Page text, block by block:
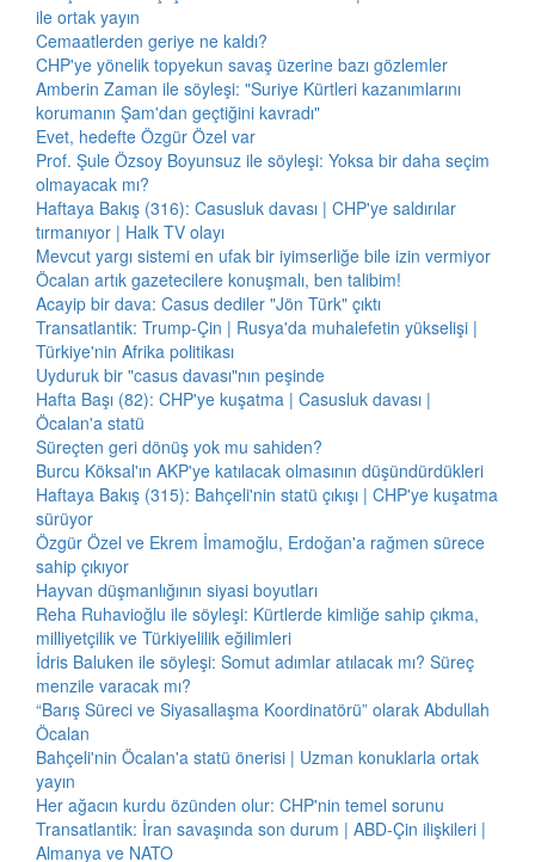
ile ortak yayın
Cemaatlerden geriye ne kaldı?
CHP'ye yönelik topyekun savaş üzerine bazı gözlemler
Amberin Zaman ile söyleşi: "Suriye Kürtleri kazanımlarını
korumanın Şam'dan geçtiğini kavradı"
Evet, hedefte Özgür Özel var
Prof. Şule Özsoy Boyunsuz ile söyleşi: Yoksa bir daha seçim
olmayacak mı?
Haftaya Bakış (316): Casusluk davası | CHP'ye saldırılar
tırmanıyor | Halk TV olayı
Mevcut yargı sistemi en ufak bir iyimserliğe bile izin vermiyor
Öcalan artık gazetecilere konuşmalı, ben talibim!
Acayip bir dava: Casus dediler "Jön Türk" çıktı
Transatlantik: Trump-Çin | Rusya'da muhalefetin yükselişi |
Türkiye'nin Afrika politikası
Uyduruk bir "casus davası"nın peşinde
Hafta Başı (82): CHP'ye kuşatma | Casusluk davası |
Öcalan'a statü
Süreçten geri dönüş yok mu sahiden?
Burcu Köksal'ın AKP'ye katılacak olmasının düşündürdükleri
Haftaya Bakış (315): Bahçeli'nin statü çıkışı | CHP'ye kuşatma
sürüyor
Özgür Özel ve Ekrem İmamoğlu, Erdoğan'a rağmen sürece
sahip çıkıyor
Hayvan düşmanlığının siyasi boyutları
Reha Ruhavioğlu ile söyleşi: Kürtlerde kimliğe sahip çıkma,
milliyetçilik ve Türkiyelilik eğilimleri
İdris Baluken ile söyleşi: Somut adımlar atılacak mı? Süreç
menzile varacak mı?
“Barış Süreci ve Siyasallaşma Koordinatörü” olarak Abdullah
Öcalan
Bahçeli'nin Öcalan'a statü önerisi | Uzman konuklarla ortak
yayın
Her ağacın kurdu özünden olur: CHP'nin temel sorunu
Transatlantik: İran savaşında son durum | ABD-Çin ilişkileri |
Almanya ve NATO